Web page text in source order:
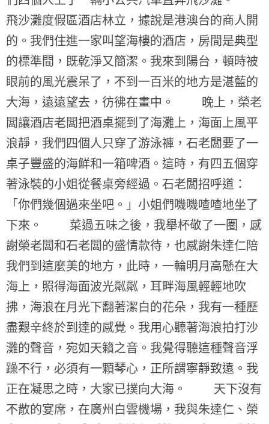
飛沙灘度假區酒店林立，據說是港澳台的商人開
的。我們住進一家叫望海樓的酒店，房間是典型
的標準間，既乾淨又簡潔。我來到陽台，頓時被
眼前的風光震呆了，不到一百米的地方是湛藍的
大海，遠遠望去，彷彿在畫中。 晚上，榮老
闆讓酒店老闆把酒桌擺到了海灘上，海面上風平
浪靜，我們四個人只穿了游泳褲，石老闆要了一
桌子豐盛的海鮮和一箱啤酒。這時，有四五個穿
著泳裝的小姐從餐桌旁經過。石老闆招呼道：
「你們幾個過來坐吧。」小姐們嘰嘰喳喳地坐了
下來。 菜過五味之後，我舉杯敬了一圈，感
謝榮老闆和石老闆的盛情款待，也感謝朱達仁陪
我們到這麼美的地方，此時，一輪明月高懸在大
海上，照得海面波光粼粼，耳畔海風輕輕地吹
拂，海浪在月光下翻著潔白的花朵，我有一種歷
盡艱辛終於到達的感覺。我用心聽著海浪拍打沙
灘的聲音，宛如天籟之音。我覺得聽這種聲音浮
躁不行，必須有一顆琴心，正所謂寧靜致遠。我
正在凝思之時，大家已撲向大海。 天下沒有
不散的宴席，在廣州白雲機場，我與朱達仁、榮